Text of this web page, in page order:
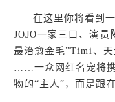
在这里你将看到
JOJO一家三口、演员
最治愈金毛”Timi、
……一众网红名宠将
物的“主人”，而是跟